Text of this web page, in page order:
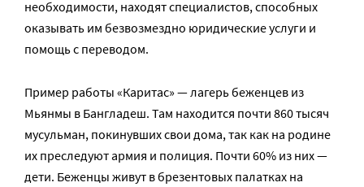
необходимости, находят специалистов, способных
оказывать им безвозмездно юридические услуги и
помощь с переводом.
Пример работы «Каритас» — лагерь беженцев из
Мьянмы в Бангладеш. Там находится почти 860 тысяч
мусульман, покинувших свои дома, так как на родине
их преследуют армия и полиция. Почти 60% из них —
дети. Беженцы живут в брезентовых палатках на